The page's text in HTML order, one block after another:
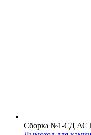
Сборка №1-СД